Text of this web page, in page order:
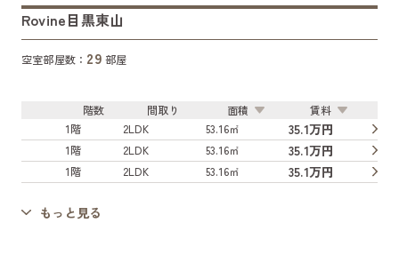
Rovine目黒東山
空室部屋数： 29 部屋
階数 間取り 面積
賃料
1階
2LDK 53.16㎡ 35.1万円
1階 2LDK 53.16㎡ 35.1万円
1階 2LDK 53.16㎡ 35.1万円
もっと見る